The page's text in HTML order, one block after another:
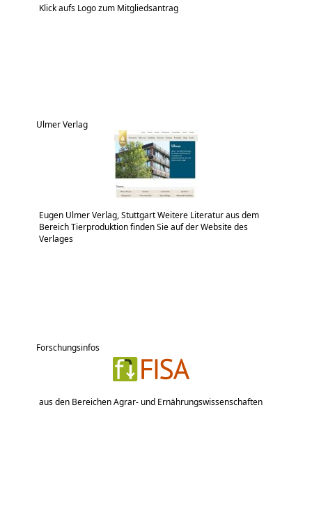
Klick aufs Logo zum Mitgliedsantrag
Ulmer Verlag
Eugen Ulmer Verlag, Stuttgart Weitere Literatur aus dem
Bereich Tierproduktion finden Sie auf der Website des
Verlages
Forschungsinfos
aus den Bereichen Agrar- und Ernährungswissenschaften